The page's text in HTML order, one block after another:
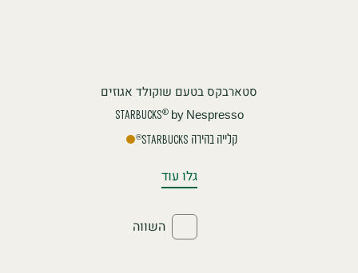
סטארבקס בטעם שוקולד אגוזים
STARBUCKS®by Nespresso
®STARBUCKS קלייה בהירה
גלו עוד
השווה